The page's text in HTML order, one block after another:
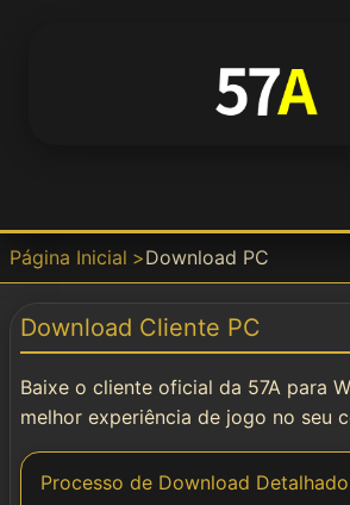
📱 Download
APK
Baixar
Instalar
🌐 Social & Contato
Página Inicial Download PC
Download Cliente PC
Baixe o cliente oficial da 57A para
melhor experiência de jogo no seu
Processo de Download Detalhado